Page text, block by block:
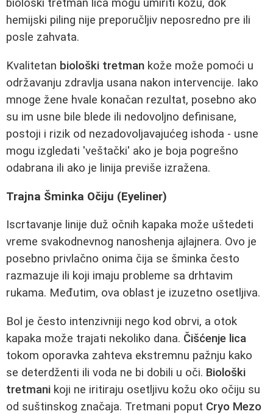
biološki tretman lica mogu umiriti kožu, dok
hemijski piling nije preporučljiv neposredno pre ili
posle zahvata.
Kvalitetan biološki tretman kože može pomoći u
održavanju zdravlja usana nakon intervencije. Iako
mnoge žene hvale konačan rezultat, posebno ako
su im usne bile blede ili nedovoljno definisane,
postoji i rizik od nezadovoljavajućeg ishoda - usne
mogu izgledati 'veštački' ako je boja pogrešno
odabrana ili ako je linija previše izražena.
Trajna Šminka Očiju (Eyeliner)
Iscrtavanje linije duž očnih kapaka može uštedeti
vreme svakodnevnog nanoshenja ajlajnera. Ovo je
posebno privlačno onima čija se šminka često
razmazuje ili koji imaju probleme sa drhtavim
rukama. Međutim, ova oblast je izuzetno osetljiva.
Bol je često intenzivniji nego kod obrvi, a otok
kapaka može trajati nekoliko dana. Čišćenje lica
tokom oporavka zahteva ekstremnu pažnju kako
se deterdženti ili voda ne bi dobili u oči. Biološki
tretmani koji ne iritiraju osetljivu kožu oko očiju su
od suštinskog značaja. Tretmani poput Cryo Mezo